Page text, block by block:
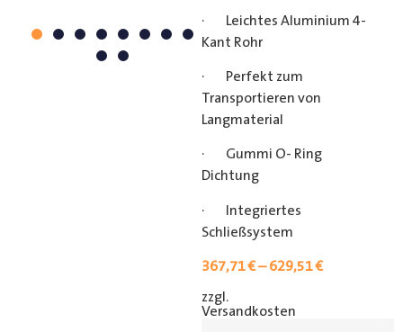
· Leichtes Aluminium 4-
Kant Rohr
· Perfekt zum
Transportieren von
Langmaterial
· Gummi O- Ring
Dichtung
· Integriertes
Schließsystem
367,71€–629,51€
zzgl.
Versandkosten